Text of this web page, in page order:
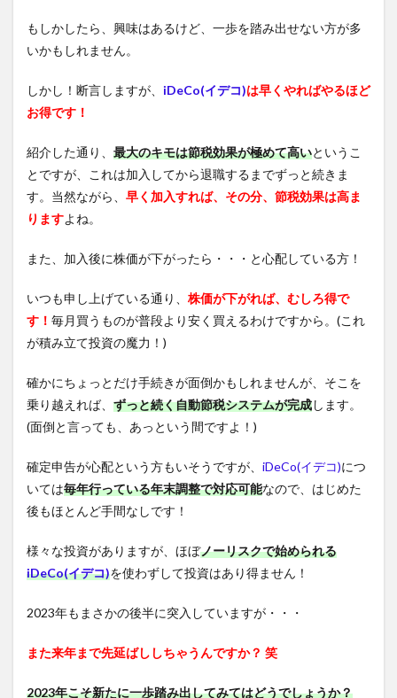
もしかしたら、興味はあるけど、一歩を踏み出せない方が多
いかもしれません。
しかし！断言しますが、 iDeCo(イデコ)は早くやればやるほど
お得です！
紹介した通り、 最大のキモは節税効果が極めて高いというこ
とですが、これは加入してから退職するまでずっと続きま
す。当然ながら、 早く加入すれば、その分、節税効果は高ま
りますよね。
また、加入後に株価が下がったら・・・と心配している方！
いつも申し上げている通り、 株価が下がれば、むしろ得で
す！ 毎月買うものが普段より安く買えるわけですから。(これ
が積み立て投資の魔力！)
確かにちょっとだけ手続きが面倒かもしれませんが、そこを
乗り越えれば、 ずっと続く自動節税システムが完成します。
(面倒と言っても、あっという間ですよ！)
確定申告が心配という方もいそうですが、 iDeCo(イデコ)につ
いては毎年行っている年末調整で対応可能なので、はじめた
後もほとんど手間なしです！
様々な投資がありますが、ほぼノーリスクで始められる
iDeCo(イデコ)を使わずして投資はあり得ません！
2023年もまさかの後半に突入していますが・・・
また来年まで先延ばししちゃうんですか？ 笑
2023年こそ新たに一歩踏み出してみてはどうでしょうか？